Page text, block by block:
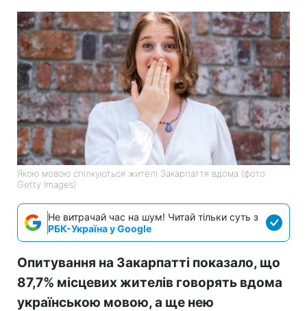
Якою мовою спілкуються жителі Закарпаття вдома (фото:
Getty Images)
Не витрачай час на шум! Читай тільки суть з
РБК-Україна у Google
Опитування на Закарпатті показало, що
87,7% місцевих жителів говорять вдома
українською мовою, а ще нею